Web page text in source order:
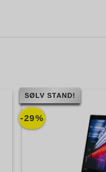
-29%
SØLV STAND!